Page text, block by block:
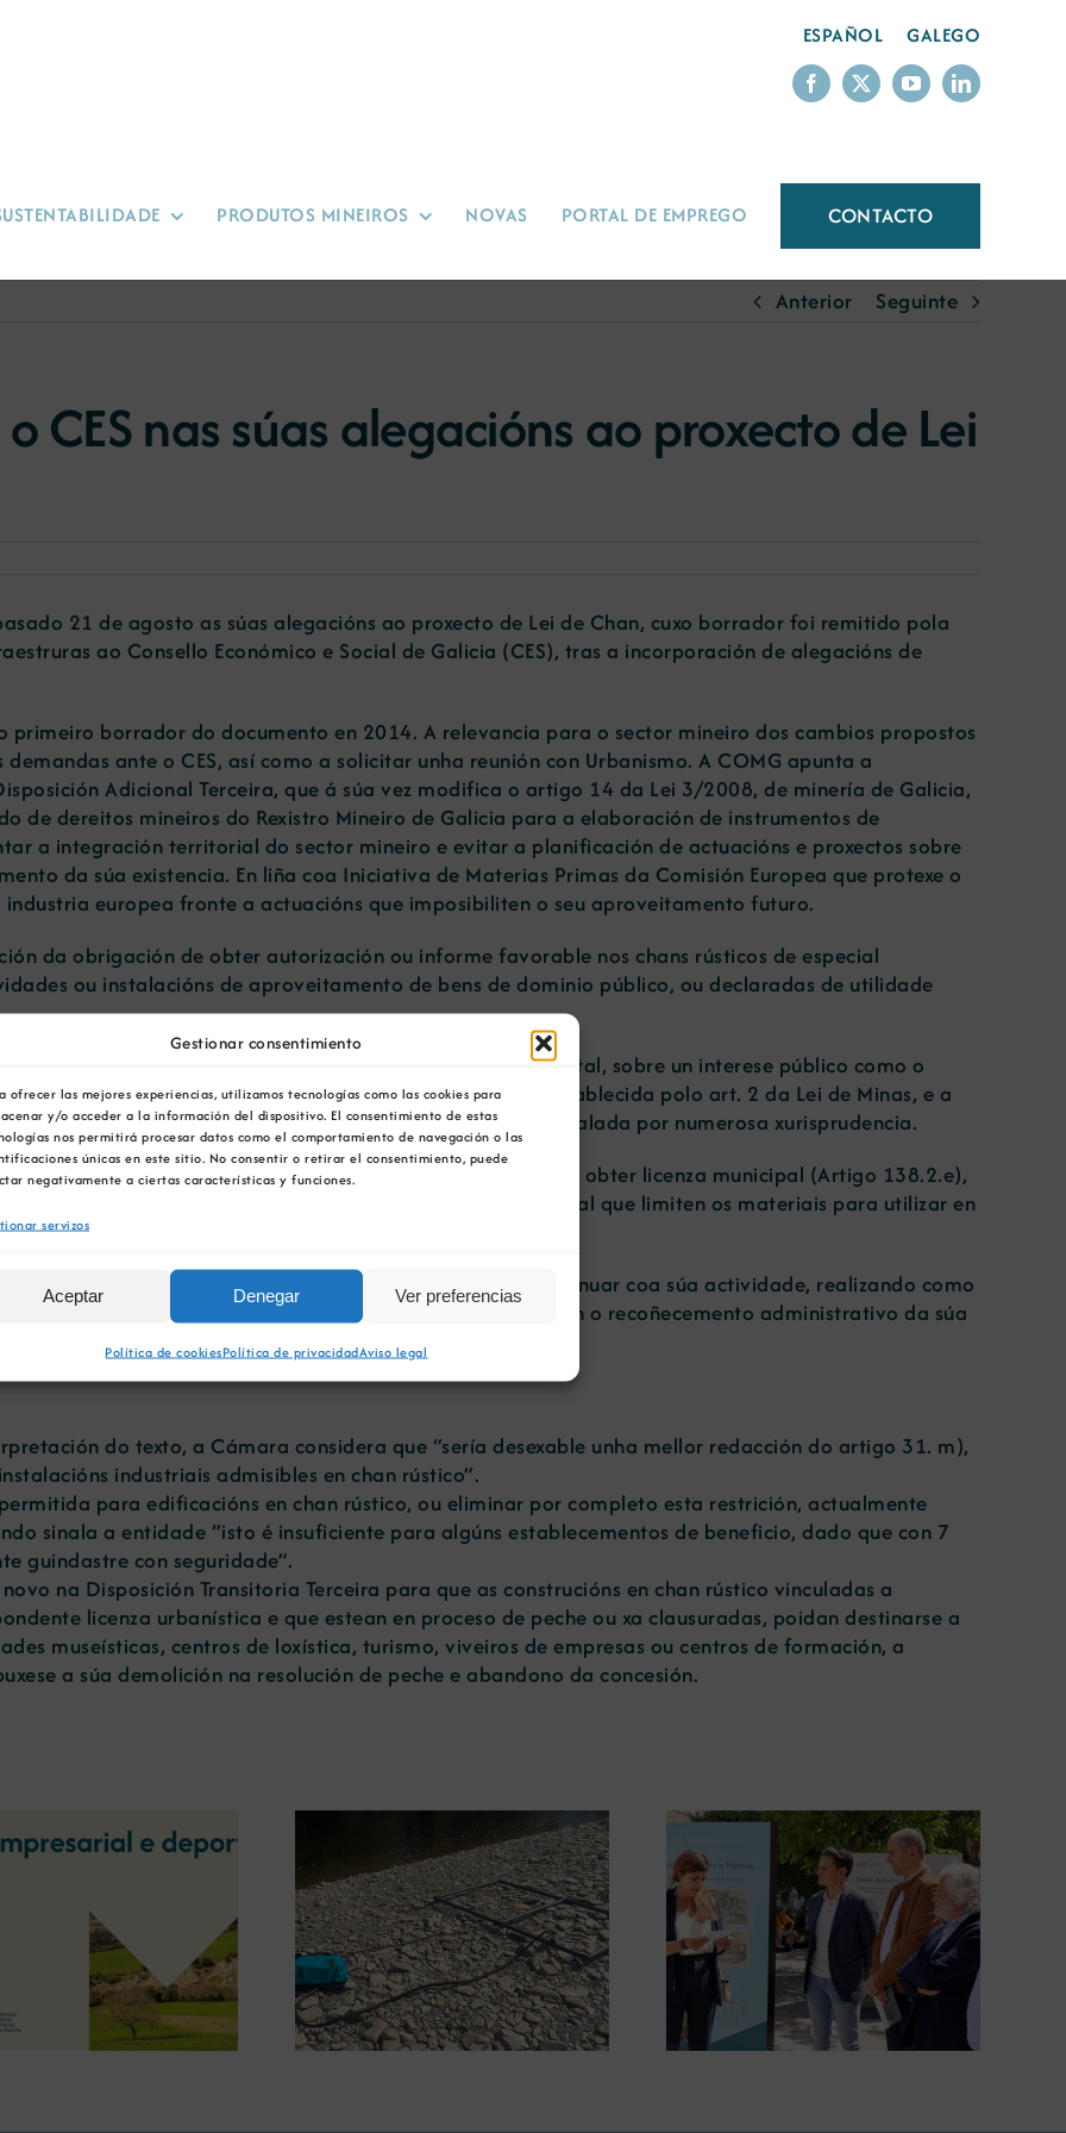
Gestionar consentimiento
ofrecer las mejores experiencias, utilizamos tecnologías como las cookies para
y/o acceder a la información del dispositivo. El consentimiento de estas
nos permitirá procesar datos como el comportamiento de navegación o las
únicas en este sitio. No consentir o retirar el consentimiento, puede
negativamente a ciertas características y funciones.
servizos
Aceptar Denegar Ver preferencias
Política de cookiesPolítica de privacidadAviso legal
ESPAÑOL GALEGO
PRODUTOS MINEIROS NOVAS PORTAL DE EMPREGO CONTACTO
Anterior Seguinte
CES nas súas alegacións ao proxecto de Lei
21 de agosto as súas alegacións ao proxecto de Lei de Chan, cuxo borrador foi remitido pola
ao Consello Económico e Social de Galicia (CES), tras a incorporación de alegacións de
primeiro borrador do documento en 2014. A relevancia para o sector mineiro dos cambios propostos
ante o CES, así como a solicitar unha reunión con Urbanismo. A COMG apunta a
Adicional Terceira, que á súa vez modifica o artigo 14 da Lei 3/2008, de minería de Galicia,
de dereitos mineiros do Rexistro Mineiro de Galicia para a elaboración de instrumentos de
a integración territorial do sector mineiro e evitar a planificación de actuacións e proxectos sobre
da súa existencia. En liña coa Iniciativa de Materias Primas da Comisión Europea que protexe o
industria europea fronte a actuacións que imposibiliten o seu aproveitamento futuro.
da obrigación de obter autorización ou informe favorable nos chans rústicos de especial
ou instalacións de aproveitamento de bens de dominio público, ou declaradas de utilidade
dos intereses privados, como o agrario ou forestal, sobre un interese público como o
de “bens de dominio público” dos dereitos mineiros, establecida polo art. 2 da Lei de Minas, e a
intereses existentes sobre un mesmo territorio, avalada por numerosa xurisprudencia.
xa regulados pola lexislación mineira da obrigación de obter licenza municipal (Artigo 138.2.e),
anule as cláusulas dos plans xerais de ordenación municipal que limiten os materiais para utilizar en
dunha nova Disposición Transitoria que permita continuar coa súa actividade, realizando como
142 desta lei, ás explotacións mineiras que obtivesen o recoñecemento administrativo da súa
do texto, a Cámara considera que “sería desexable unha mellor redacción do artigo 31. m),
industriais admisibles en chan rústico”.
para edificacións en chan rústico, ou eliminar por completo esta restrición, actualmente
sinala a entidade “isto é insuficiente para algúns establecementos de beneficio, dado que con 7
guindastre con seguridade”.
na Disposición Transitoria Terceira para que as construcións en chan rústico vinculadas a
licenza urbanística e que estean en proceso de peche ou xa clausuradas, poidan destinarse a
museísticas, centros de loxística, turismo, viveiros de empresas ou centros de formación, a
a súa demolición na resolución de peche e abandono da concesión.
presentan as últimas
innovacións en restauración
ambiental para a minaría
galega
A COMG inaugura en
Ourense a exposición
‘Tesouros da terra’
A COMG leva a Vigo a
exposición ‘Tesouros da terra’